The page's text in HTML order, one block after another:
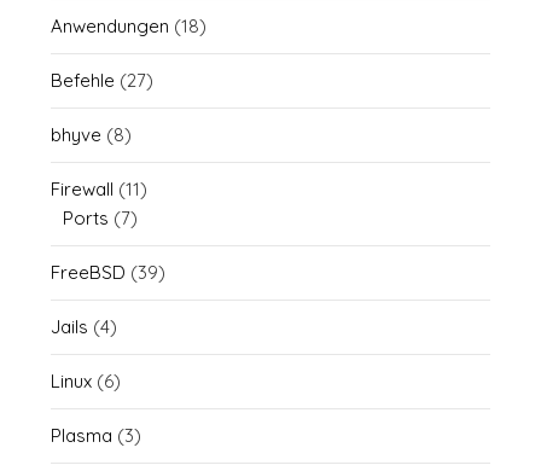
Anwendungen (18)
Befehle (27)
bhyve (8)
Firewall (11)
Ports (7)
FreeBSD (39)
Jails (4)
Linux (6)
Plasma (3)